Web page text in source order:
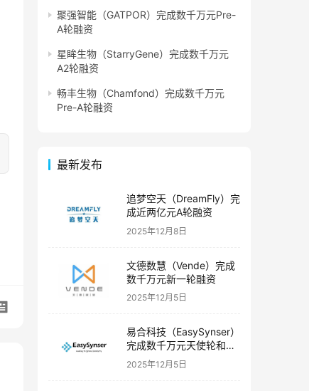
聚强智能（GATPOR）完成数千万元Pre-
A轮融资
星眸生物（StarryGene）完成数千万元
A2轮融资
畅丰生物（Chamfond）完成数千万元
Pre-A轮融资
最新发布
追梦空天（DreamFly）完
成近两亿元A轮融资
2025年12月8日
文德数慧（Vende）完成
数千万元新一轮融资
2025年12月5日
易合科技（EasySynser）
完成数千万元天使轮和天
使+轮融资
2025年12月5日